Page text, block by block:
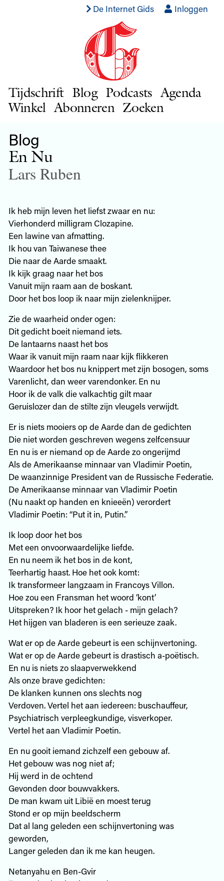
De Internet Gids Inloggen
Tijdschrift Blog Podcasts Agenda
Winkel Abonneren Zoeken
Blog
En Nu
Lars Ruben
Ik heb mijn leven het liefst zwaar en nu:
Vierhonderd milligram Clozapine.
Een lawine van afmatting.
Ik hou van Taiwanese thee
Die naar de Aarde smaakt.
Ik kijk graag naar het bos
Vanuit mijn raam aan de boskant.
Door het bos loop ik naar mijn zielenknijper.
Zie de waarheid onder ogen:
Dit gedicht boeit niemand iets.
De lantaarns naast het bos
Waar ik vanuit mijn raam naar kijk flikkeren
Waardoor het bos nu knippert met zijn bosogen, soms
Varenlicht, dan weer varendonker. En nu
Hoor ik de valk die valkachtig gilt maar
Geruislozer dan de stilte zijn vleugels verwijdt.
Er is niets mooiers op de Aarde dan de gedichten
Die niet worden geschreven wegens zelfcensuur
En nu is er niemand op de Aarde zo ongerijmd
Als de Amerikaanse minnaar van Vladimir Poetin,
De waanzinnige President van de Russische Federatie.
De Amerikaanse minnaar van Vladimir Poetin
(Nu naakt op handen en knieeën) verordert
Vladimir Poetin: “Put it in, Putin.”
Ik loop door het bos
Met een onvoorwaardelijke liefde.
En nu neem ik het bos in de kont,
Teerhartig haast. Hoe het ook komt:
Ik transformeer langzaam in Francoys Villon.
Hoe zou een Fransman het woord ‘kont’
Uitspreken? Ik hoor het gelach - mijn gelach?
Het hijgen van bladeren is een serieuze zaak.
Wat er op de Aarde gebeurt is een schijnvertoning.
Wat er op de Aarde gebeurt is drastisch a-poëtisch.
En nu is niets zo slaapverwekkend
Als onze brave gedichten:
De klanken kunnen ons slechts nog
Verdoven. Vertel het aan iedereen: buschauffeur,
Psychiatrisch verpleegkundige, visverkoper.
Vertel het aan Vladimir Poetin.
En nu gooit iemand zichzelf een gebouw af.
Het gebouw was nog niet af;
Hij werd in de ochtend
Gevonden door bouwvakkers.
De man kwam uit Libië en moest terug
Stond er op mijn beeldscherm
Dat al lang geleden een schijnvertoning was
geworden,
Langer geleden dan ik me kan heugen.
Netanyahu en Ben-Gvir